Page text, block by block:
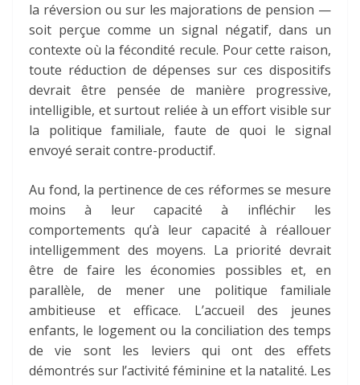
la réversion ou sur les majorations de pension —
soit perçue comme un signal négatif, dans un
contexte où la fécondité recule. Pour cette raison,
toute réduction de dépenses sur ces dispositifs
devrait être pensée de manière progressive,
intelligible, et surtout reliée à un effort visible sur
la politique familiale, faute de quoi le signal
envoyé serait contre-productif.
Au fond, la pertinence de ces réformes se mesure
moins à leur capacité à infléchir les
comportements qu’à leur capacité à réallouer
intelligemment des moyens. La priorité devrait
être de faire les économies possibles et, en
parallèle, de mener une politique familiale
ambitieuse et efficace. L’accueil des jeunes
enfants, le logement ou la conciliation des temps
de vie sont les leviers qui ont des effets
démontrés sur l’activité féminine et la natalité. Les